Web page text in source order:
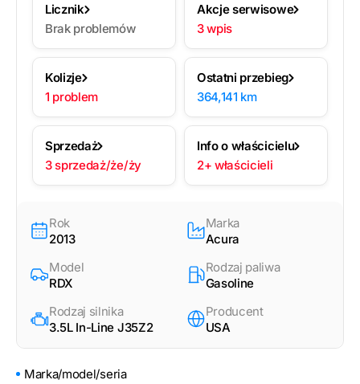
Licznik
Brak problemów
Akcje serwisowe
3 wpis
Kolizje
1 problem
Ostatni przebieg
364,141 km
Sprzedaż
3 sprzedaż/że/ży
Info o właścicielu
2+ właścicieli
Rok
2013
Marka
Acura
Model
RDX
Rodzaj paliwa
Gasoline
Rodzaj silnika
3.5L In-Line J35Z2
Producent
USA
Marka/model/seria